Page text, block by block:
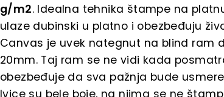
g/m2. Idealna tehnika štampe na
ulaze dubinski u platno i obezbeđuju
Canvas je uvek nategnut na blind ram
20mm. Taj ram se ne vidi kada
obezbeđuje da sva pažnja bude
Ivice su bele boje, na njima se ne